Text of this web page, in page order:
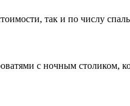
так и по числу
с ночным